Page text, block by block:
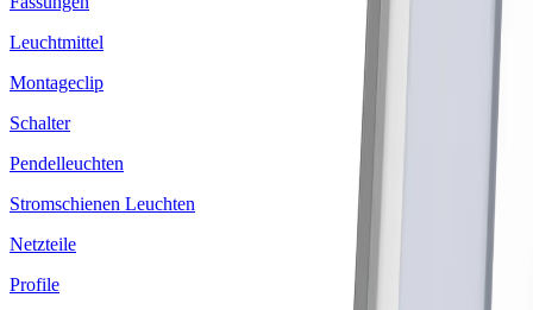
Leuchtmittel
Montageclip
Schalter
Pendelleuchten
Stromschienen Leuchten
Netzteile
Profile